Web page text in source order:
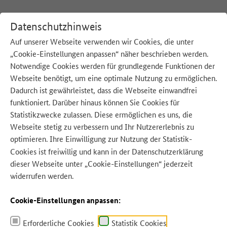
Datenschutzhinweis
Auf unserer Webseite verwenden wir Cookies, die unter
„Cookie-Einstellungen anpassen“ näher beschrieben werden.
Notwendige Cookies werden für grundlegende Funktionen der
Webseite benötigt, um eine optimale Nutzung zu ermöglichen.
Dadurch ist gewährleistet, dass die Webseite einwandfrei
funktioniert. Darüber hinaus können Sie Cookies für
Statistikzwecke zulassen. Diese ermöglichen es uns, die
Webseite stetig zu verbessern und Ihr Nutzererlebnis zu
optimieren. Ihre Einwilligung zur Nutzung der Statistik-
Cookies ist freiwillig und kann in der Datenschutzerklärung
dieser Webseite unter „Cookie-Einstellungen“ jederzeit
widerrufen werden.
Cookie-Einstellungen anpassen:
Erforderliche Cookies Statistik Cookies
:Startseite
Unsere Beiträge zum Thema:
Ähnliche Beiträge
Ähnliche Beiträge zu Schimmel
Haltbarkeit und Verwertung von Käse